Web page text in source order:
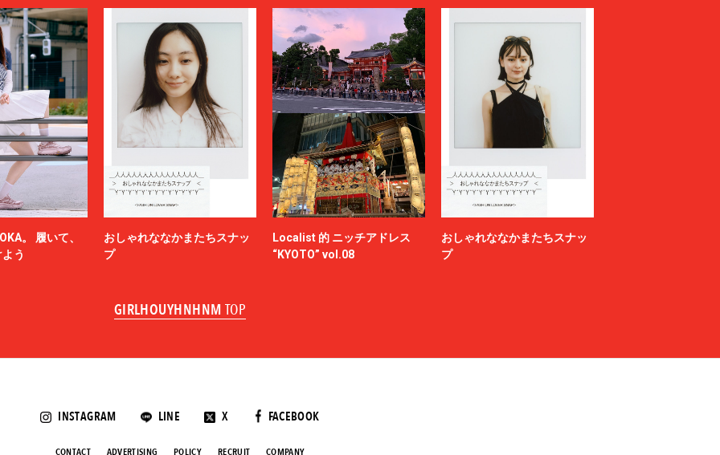
。 履いて、
う
おしゃれななかまたちスナッ
プ
Localist 的 ニッチアドレス
“KYOTO” vol.08
おしゃれななかまたちスナッ
プ
GIRLHOUYHNHNM TOP
INSTAGRAM LINE X FACEBOOK
CONTACT ADVERTISING POLICY RECRUIT COMPANY